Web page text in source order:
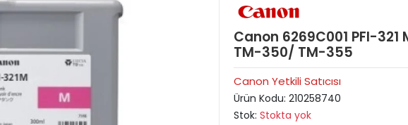
Canon 6269C001 PFI-
TM-350/ TM-355
Canon Yetkili Satıcısı
Ürün Kodu: 210258740
Stok: Stokta yok